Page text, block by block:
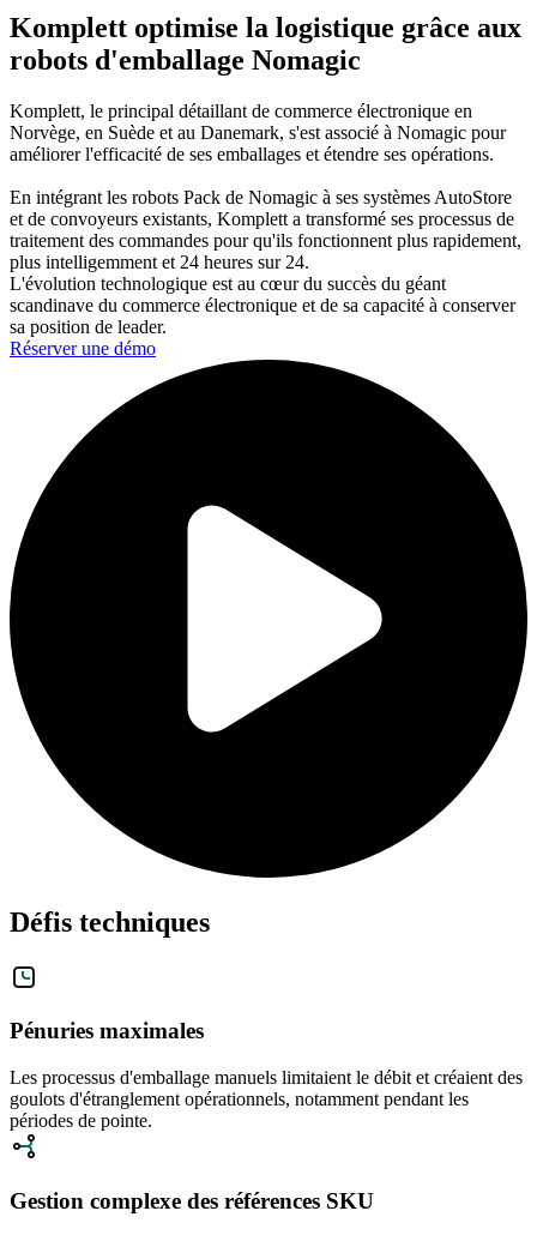
Komplett optimise la logistique grâce aux
robots d'emballage Nomagic
Komplett, le principal détaillant de commerce électronique en
Norvège, en Suède et au Danemark, s'est associé à Nomagic pour
améliorer l'efficacité de ses emballages et étendre ses opérations.
En intégrant les robots Pack de Nomagic à ses systèmes AutoStore
et de convoyeurs existants, Komplett a transformé ses processus de
traitement des commandes pour qu'ils fonctionnent plus rapidement,
plus intelligemment et 24 heures sur 24.
L'évolution technologique est au cœur du succès du géant
scandinave du commerce électronique et de sa capacité à conserver
sa position de leader.
Réserver une démo
Défis techniques
Pénuries maximales
Les processus d'emballage manuels limitaient le débit et créaient des
goulots d'étranglement opérationnels, notamment pendant les
périodes de pointe.
Gestion complexe des références SKU